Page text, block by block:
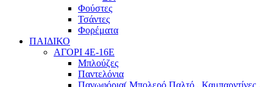
Φούστες
Τσάντες
Φορέματα
ΠΑΙΔΙΚΟ
ΑΓΟΡΙ 4Ε-16Ε
Μπλούζες
Παντελόνια